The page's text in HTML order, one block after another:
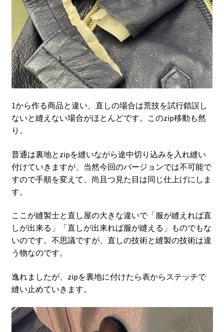
1から作る商品と違い、直しの場合は荒技を試行錯誤し
ないと縫えない場合がほとんどです。このzip移動も然
り。
普通は裏地とzipを縫いながら途中切り込みを入れ縫い
付けていきますが、当然今回のバージョンでは不可能で
すので手順を変えて、尚且つ見た目は同じ仕上げにしま
す。
ここが縫製士と直し屋の大きな違いで「服が縫えれば直
しが出来る」「直しが出来れば服が縫える」ものでもな
いのです。不思議ですが、直しの技術と縫製の技術は違
う物なのです。
逸れましたが、zipを裏地に付けたら表からステッチで
縫い止めていきます。